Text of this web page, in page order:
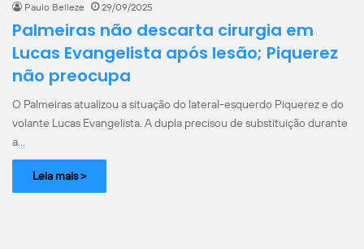
Paulo Belleze 29/09/2025
Palmeiras não descarta cirurgia em
Lucas Evangelista após lesão; Piquerez
não preocupa
O Palmeiras atualizou a situação do lateral-esquerdo Piquerez e do
volante Lucas Evangelista. A dupla precisou de substituição durante
a…
Leia mais >